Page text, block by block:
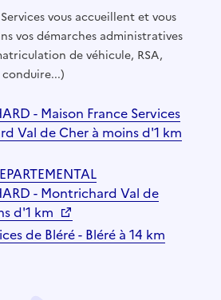
vous accueillent et vous
vos démarches administratives
de véhicule, RSA,
- Maison France Services
Val de Cher à moins d'1 km
- Montrichard Val de
d'1 km
de Bléré - Bléré à 14 km